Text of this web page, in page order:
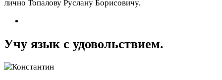
лично Топалову Руслану Борисовичу.
Учу язык с удовольствием.